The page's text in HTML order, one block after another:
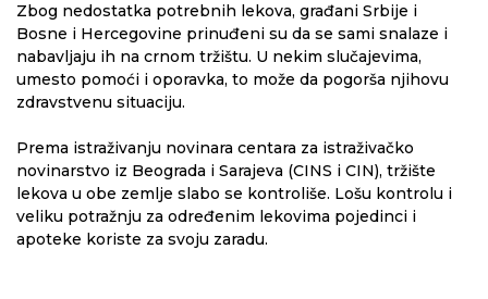
Zbog nedostatka potrebnih lekova, građani Srbije i
Bosne i Hercegovine prinuđeni su da se sami snalaze i
nabavljaju ih na crnom tržištu. U nekim slučajevima,
umesto pomoći i oporavka, to može da pogorša njihovu
zdravstvenu situaciju.
Prema istraživanju novinara centara za istraživačko
novinarstvo iz Beograda i Sarajeva (CINS i CIN), tržište
lekova u obe zemlje slabo se kontroliše. Lošu kontrolu i
veliku potražnju za određenim lekovima pojedinci i
apoteke koriste za svoju zaradu.